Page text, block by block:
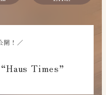
開！／
Times”